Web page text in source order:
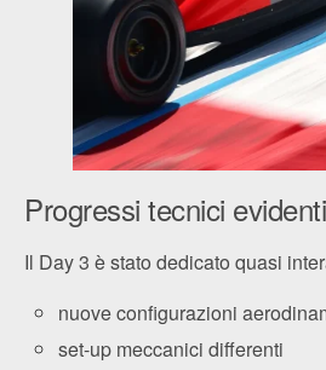
Progressi tecnici evidenti
Il Day 3 è stato dedicato quasi
nuove configurazioni
set-up meccanici differenti